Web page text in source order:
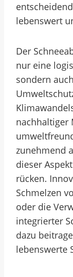
lebenswert
Der
nur eine
sondern
nachhaltiger
zunehmend
dieser
rücken.
Schmelzen
oder die
integrierter
dazu
lebenswerte